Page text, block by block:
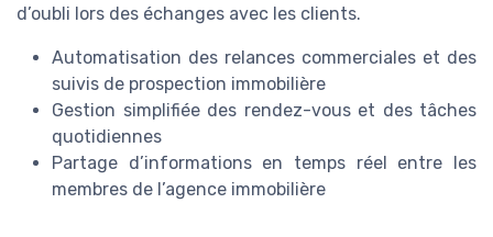
d’oubli lors des échanges avec les clients.
Automatisation des relances commerciales et des
suivis de prospection immobilière
Gestion simplifiée des rendez-vous et des tâches
quotidiennes
Partage d’informations en temps réel entre les
membres de l’agence immobilière